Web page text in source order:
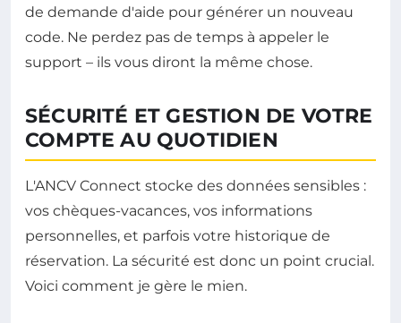
de demande d'aide pour générer un nouveau
code. Ne perdez pas de temps à appeler le
support – ils vous diront la même chose.
SÉCURITÉ ET GESTION DE VOTRE
COMPTE AU QUOTIDIEN
L'ANCV Connect stocke des données sensibles :
vos chèques-vacances, vos informations
personnelles, et parfois votre historique de
réservation. La sécurité est donc un point crucial.
Voici comment je gère le mien.